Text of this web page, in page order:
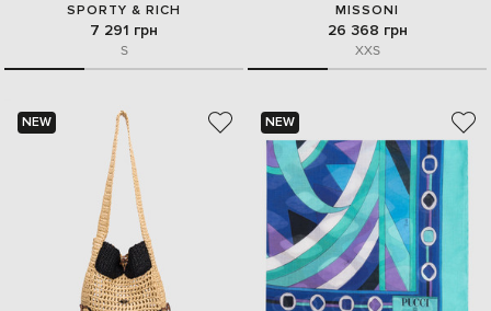
SPORTY & RICH
7 291 грн
S
MISSONI
26 368 грн
XXS
NEW NEW